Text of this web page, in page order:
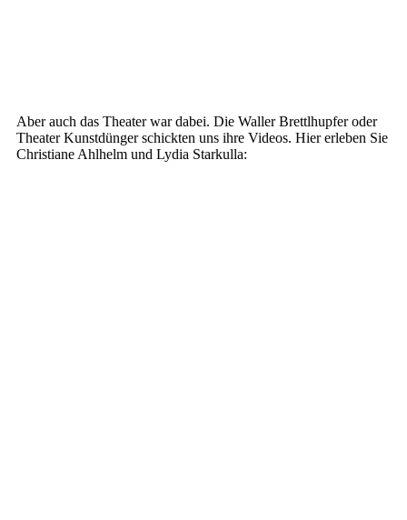
Aber auch das Theater war dabei. Die Waller Brettlhupfer oder
Theater Kunstdünger schickten uns ihre Videos. Hier erleben Sie
Christiane Ahlhelm und Lydia Starkulla: